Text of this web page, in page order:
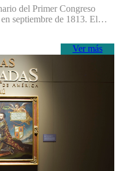
del Primer Congreso
septiembre de 1813. El…
Ver más